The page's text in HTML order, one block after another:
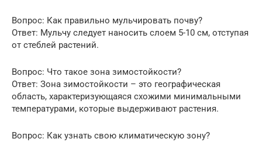
Вопрос: Как правильно мульчировать почву?
Ответ: Мульчу следует наносить слоем 5-10 см, отступая
от стеблей растений.
Вопрос: Что такое зона зимостойкости?
Ответ: Зона зимостойкости – это географическая
область, характеризующаяся схожими минимальными
температурами, которые выдерживают растения.
Вопрос: Как узнать свою климатическую зону?